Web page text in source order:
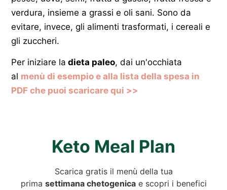
verdura, insieme a grassi e oli sani. Sono da
evitare, invece, gli alimenti trasformati, i cereali e
gli zuccheri.
Per iniziare la dieta paleo, dai un'occhiata
al menù di esempio e alla lista della spesa in
PDF che puoi scaricare qui >>
Keto Meal Plan
Scarica gratis il menù della tua
prima settimana chetogenicae scopri i benefici